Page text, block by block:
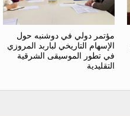
مؤتمر دولي في دوشنبه حول
الإسهام التاريخي لباربد المروزي
في تطور الموسيقى الشرقية
التقليدية